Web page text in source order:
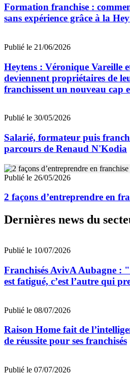
Formation franchise :
sans expérience grâce à la
Publié le 21/06/2026
Heytens : Véronique Vareille
deviennent propriétaires de
franchissent un nouveau cap
Publié le 30/05/2026
Salarié, formateur puis
parcours de Renaud N'Kodia
Publié le 26/05/2026
2 façons d’entreprendre en
Dernières news du
Publié le 10/07/2026
Franchisés AvivA Aubagne :
est fatigué, c’est l’autre qui
Publié le 08/07/2026
Raison Home fait de
de réussite pour ses franchisés
Publié le 07/07/2026